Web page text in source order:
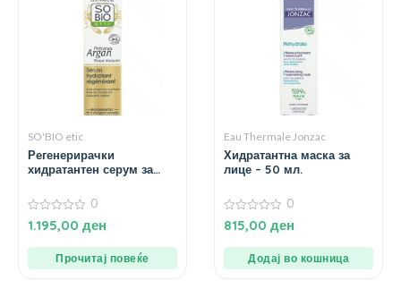
SO'BIO etic
Регенерирачки
хидратантен серум за
мл.
0
од
0
1.195,00 ден
Прочитај повеќе
Eau Thermale Jonzac
Хидратантна маска за
лице – 50 мл.
0
од
0
815,00 ден
Додај во кошница